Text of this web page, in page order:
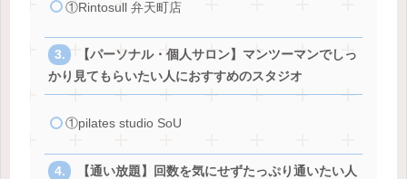
①Rintosull 弁天町店
【パーソナル・個人サロン】マンツーマンでしっ
かり見てもらいたい人におすすめのスタジオ
①pilates studio SoU
【通い放題】回数を気にせずたっぷり通いたい人